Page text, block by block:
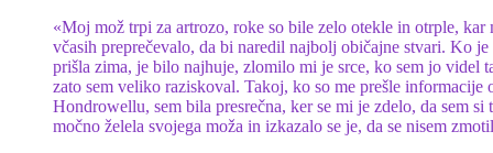
«Moj mož trpi za artrozo, roke so bile zelo otekle in otrple, kar
včasih preprečevalo, da bi naredil najbolj običajne stvari. Ko je
prišla zima, je bilo najhuje, zlomilo mi je srce, ko sem jo videl
zato sem veliko raziskoval. Takoj, ko so me prešle informacije
Hondrowellu, sem bila presrečna, ker se mi je zdelo, da sem si
močno želela svojega moža in izkazalo se je, da se nisem